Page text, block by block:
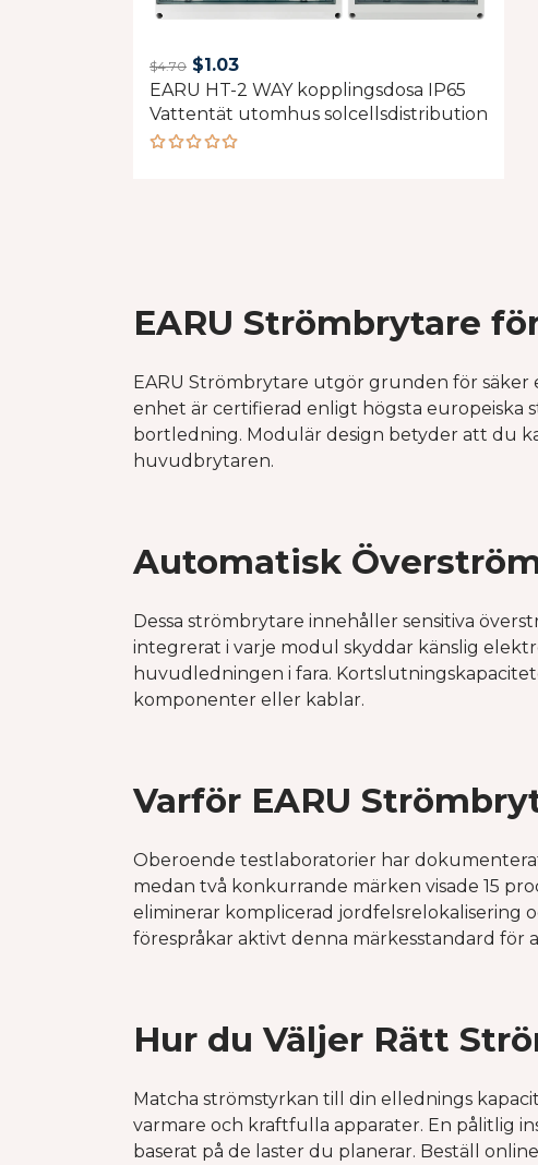
$4.70 Original
price
was:
$4.70.
$1.03Current
price
is:
EARU HT-2 WAY kopplingsdosa IP65
Vattentät utomhus solcellsdistribution
EARU Strömbrytare
EARU Strömbrytare utgör grunden för säker
enhet är certifierad enligt högsta europeiska
bortledning. Modulär design betyder att du
huvudbrytaren.
Automatisk
Dessa strömbrytare innehåller sensitiva
integrerat i varje modul skyddar känslig
huvudledningen i fara.
komponenter eller kablar.
Varför EARU
Oberoende testlaboratorier har
medan två konkurrande märken visade 15
eliminerar komplicerad jordfelsrelokalisering
förespråkar aktivt denna märkesstandard
Hur du Väljer Rätt
Matcha strömstyrkan till din ellednings
varmare och kraftfulla apparater. En pålitlig
baserat på de laster du planerar. Beställ